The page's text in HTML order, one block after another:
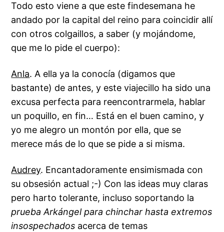
Todo esto viene a que estefindesemana he
andado por la capital del reino para coincidir allí
con otros colgaillos, a saber (y mojándome,
que me lo pide el cuerpo):
Anla. A ella ya la conocía (digamos que
bastante) de antes, y este viajecillo ha sido una
excusa perfecta para reencontrarmela, hablar
un poquillo, en fin… Está en el buen camino, y
yo me alegro un montón por ella, que se
merece más de lo que se pide a si misma.
Audrey. Encantadoramente ensimismada con
su obsesión actual ;-) Con las ideas muy claras
pero harto tolerante, incluso soportando la
prueba Arkángel para chinchar hasta extremos
insospechados acerca de temas